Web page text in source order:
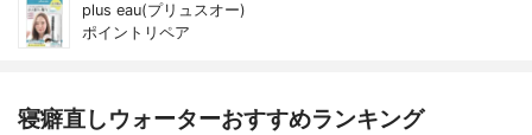
plus eau(プリュスオー)
ポイントリペア
寝癖直しウォーターおすすめランキング